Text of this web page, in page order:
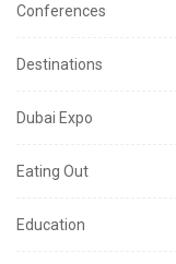
Conferences
Destinations
Dubai Expo
Eating Out
Education